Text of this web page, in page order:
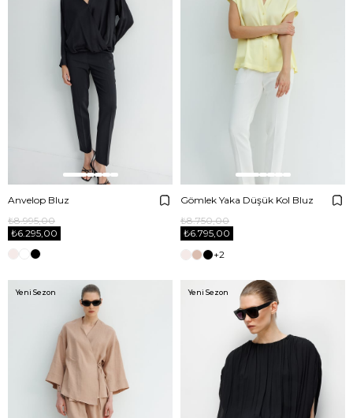
Anvelop Bluz
₺6.295,00
₺8.995,00
Gömlek Yaka Düşük Kol Bluz
₺6.795,00
₺8.750,00
+2
Yeni Sezon Yeni Sezon